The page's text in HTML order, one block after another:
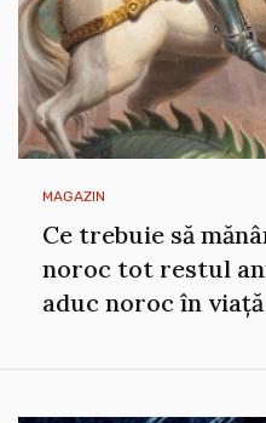
MAGAZIN
Ce trebuie să
noroc tot restul
aduc noroc în viață